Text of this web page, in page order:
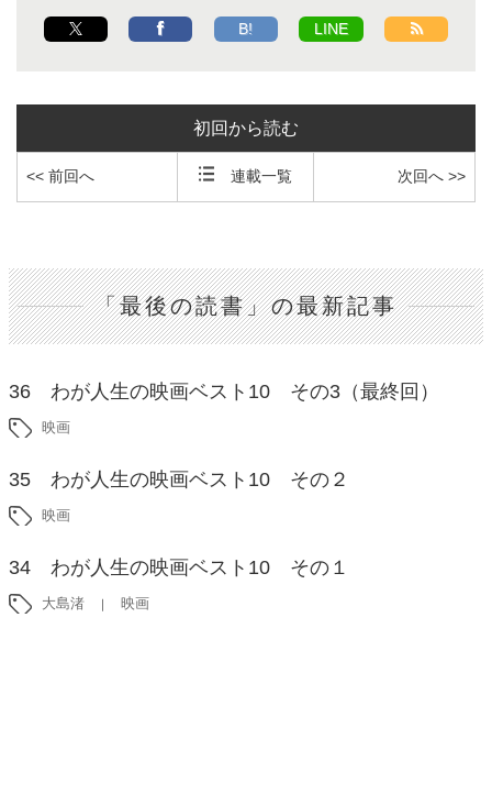
B! LINE
初回から読む
<< 前回へ 連載一覧 次回へ >>
「最後の読書」の最新記事
36 わが人生の映画ベスト10 その3（最終回）
映画
35 わが人生の映画ベスト10 その２
映画
34 わが人生の映画ベスト10 その１
大島渚 映画